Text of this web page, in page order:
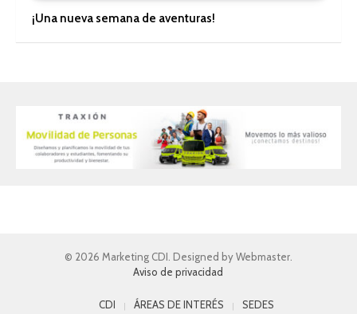
¡Una nueva semana de aventuras!
© 2026 Marketing CDI. Designed by Webmaster.
Aviso de privacidad
CDI ÁREAS DE INTERÉS SEDES